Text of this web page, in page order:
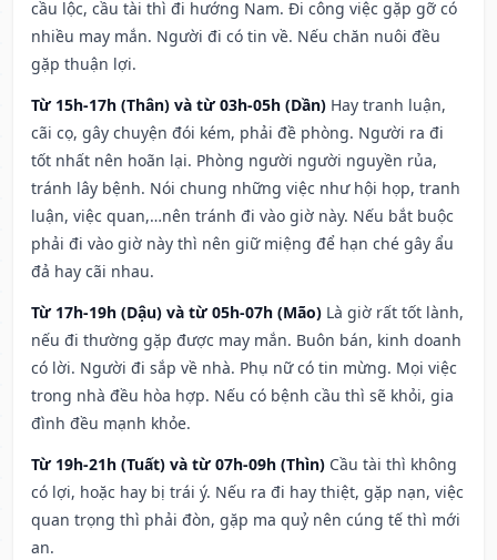
cầu lộc, cầu tài thì đi hướng Nam. Đi công việc gặp gỡ có
nhiều may mắn. Người đi có tin về. Nếu chăn nuôi đều
gặp thuận lợi.
Từ 15h-17h (Thân) và từ 03h-05h (Dần) Hay tranh luận,
cãi cọ, gây chuyện đói kém, phải đề phòng. Người ra đi
tốt nhất nên hoãn lại. Phòng người người nguyền rủa,
tránh lây bệnh. Nói chung những việc như hội họp, tranh
luận, việc quan,…nên tránh đi vào giờ này. Nếu bắt buộc
phải đi vào giờ này thì nên giữ miệng để hạn ché gây ẩu
đả hay cãi nhau.
Từ 17h-19h (Dậu) và từ 05h-07h (Mão) Là giờ rất tốt lành,
nếu đi thường gặp được may mắn. Buôn bán, kinh doanh
có lời. Người đi sắp về nhà. Phụ nữ có tin mừng. Mọi việc
trong nhà đều hòa hợp. Nếu có bệnh cầu thì sẽ khỏi, gia
đình đều mạnh khỏe.
Từ 19h-21h (Tuất) và từ 07h-09h (Thìn) Cầu tài thì không
có lợi, hoặc hay bị trái ý. Nếu ra đi hay thiệt, gặp nạn, việc
quan trọng thì phải đòn, gặp ma quỷ nên cúng tế thì mới
an.